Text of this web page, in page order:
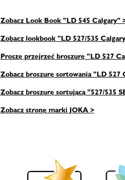
Zobacz Look Book "LD 545 Calgary"
Zobacz lookbook "LD 527/535
Proszę przejrzeć broszurę "LD 527
Zobacz broszurę sortowania "LD 527
Zobacz broszurę sortującą "527/535
Zobacz stronę marki JOKA >